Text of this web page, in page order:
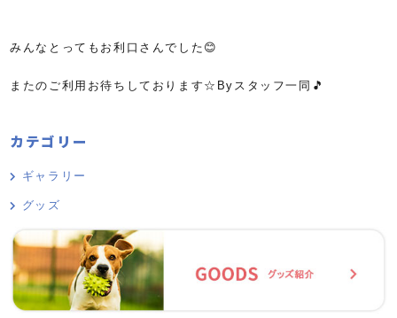
みんなとってもお利口さんでした😊
またのご利用お待ちしております☆Byスタッフ一同🎵
カテゴリー
ギャラリー
グッズ